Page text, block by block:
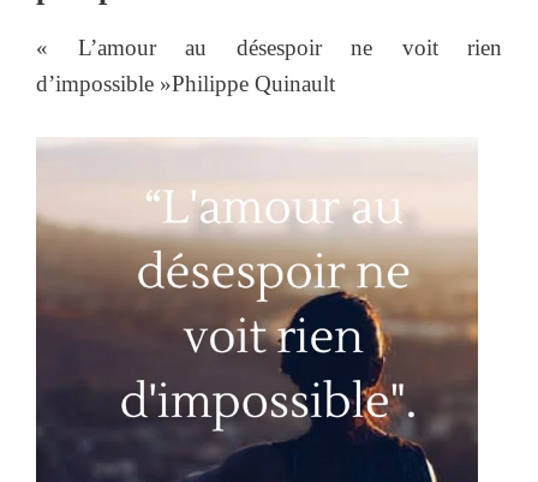
« L’amour au désespoir ne voit rien
d’impossible »Philippe Quinault